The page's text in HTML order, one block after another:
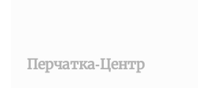
Перчатка-Центр